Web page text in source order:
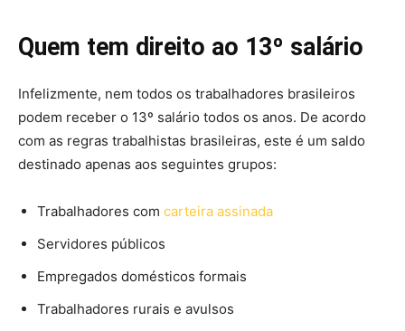
Quem tem direito ao 13º salário
Infelizmente, nem todos os trabalhadores brasileiros
podem receber o 13º salário todos os anos. De acordo
com as regras trabalhistas brasileiras, este é um saldo
destinado apenas aos seguintes grupos:
Trabalhadores com carteira assinada
Servidores públicos
Empregados domésticos formais
Trabalhadores rurais e avulsos